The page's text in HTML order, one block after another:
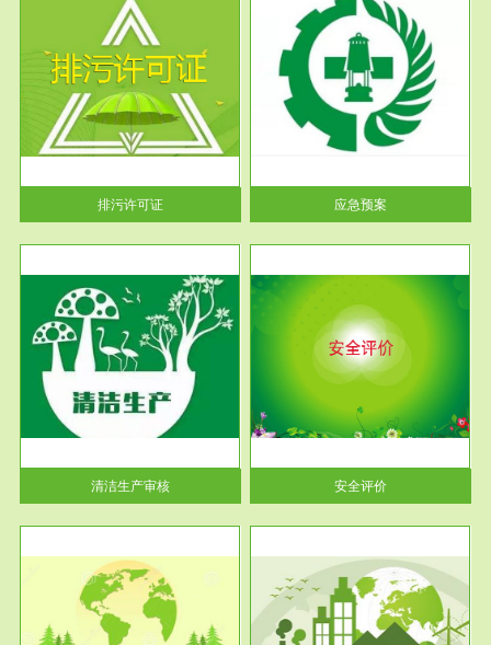
排污许可证
服务范围
应急预案
根据《中华人民共和国环境保护
法》第十九条 企业事业单位应
当按照...
应急预案
清洁生产审核
服务范围
安全评价
安全评价安全评价目的是查找、
分析和预测工程、系统、生产经
营活...
安全评价
服务范围